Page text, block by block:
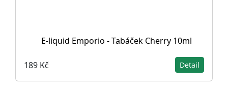
E-liquid Emporio - Tabáček Cherry 10ml
189 Kč Detail